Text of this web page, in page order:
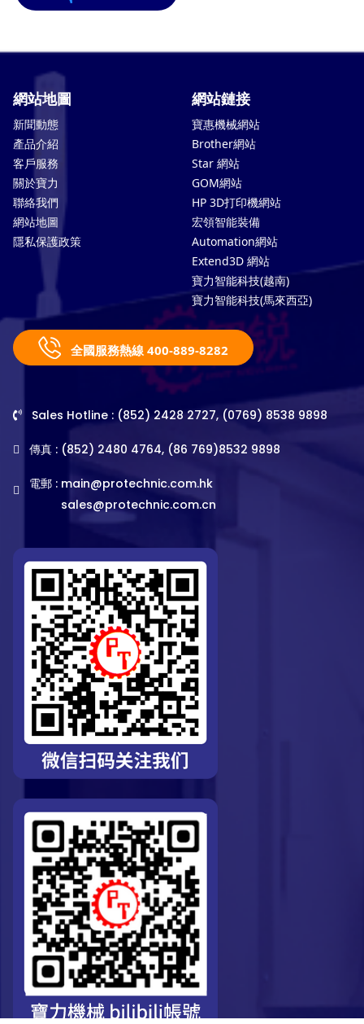
網站地圖
新聞動態
產品介紹
客戶服務
關於寶力
聯絡我們
網站地圖
隱私保護政策
網站鏈接
寶惠機械網站
Brother網站
Star 網站
GOM網站
HP 3D打印機網站
宏領智能裝備
Automation網站
Extend3D 網站
寶力智能科技(越南)
寶力智能科技(馬來西亞)
全國服務熱線 400-889-8282
Sales Hotline : (852) 2428 2727, (0769) 8538 9898
傳真 : (852) 2480 4764, (86 769)8532 9898
電郵 : main@protechnic.com.hk
sales@protechnic.com.cn